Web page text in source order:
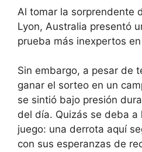
Al tomar la sorprendente
Lyon, Australia presentó
prueba más inexpertos
Sin embargo, a pesar de
ganar el sorteo en un
se sintió bajo presión
del día. Quizás se deba a
juego: una derrota aquí
con sus esperanzas de